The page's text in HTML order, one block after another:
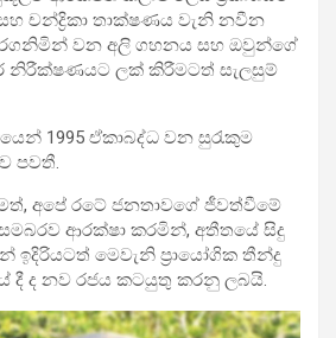
චන්ද්‍රිකා තාක්ෂණය වැනි නවීන
වන අලි ගහනය සහ ඔවුන්ගේ
නිරීක්ෂණයට ලක් කිරීමටත් සැලසුම්
1995 ඒකාබද්ධ වන සුරැකුම
පවතී.
අපේ රටේ ජනතාවගේ ජීවත්වීමේ
ආරක්ෂා කරමින්, අතීතයේ සිදු
ඉදිරියටත් මෙවැනි ප්‍රායෝගික තීන්දු
දී ද නව රජය කටයුතු කරනු ලබයි.